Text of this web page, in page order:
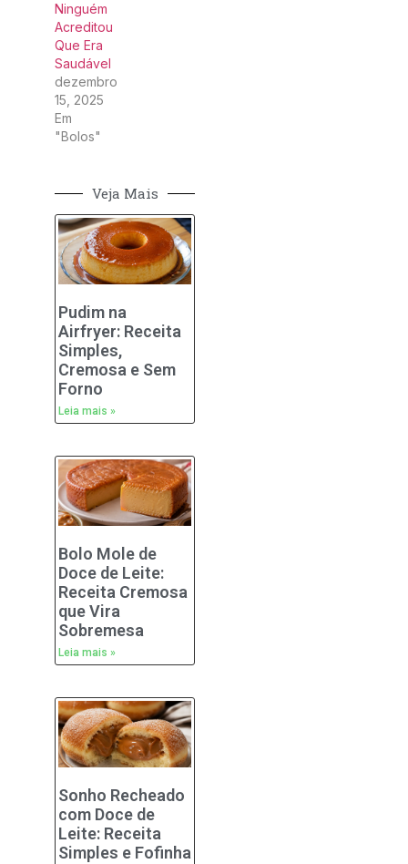
Ninguém
Acreditou
Que Era
Saudável
dezembro
15, 2025
Em
"Bolos"
Veja Mais
Pudim na
Airfryer: Receita
Simples,
Cremosa e Sem
Forno
Leia mais »
Bolo Mole de
Doce de Leite:
Receita Cremosa
que Vira
Sobremesa
Leia mais »
Sonho Recheado
com Doce de
Leite: Receita
Simples e Fofinha